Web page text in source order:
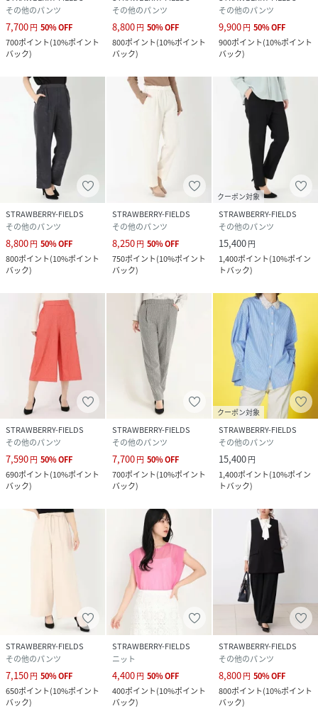
その他のパンツ
7,700円 50%OFF
700ポイント(10%ポイント
バック)
その他のパンツ
8,800円 50%OFF
800ポイント(10%ポイント
バック)
その他のパンツ
9,900円 50%OFF
900ポイント(10%ポイント
バック)
STRAWBERRY-FIELDS
その他のパンツ
8,800円 50%OFF
800ポイント(10%ポイント
バック)
STRAWBERRY-FIELDS
その他のパンツ
8,250円 50%OFF
750ポイント(10%ポイント
バック)
クーポン対象
STRAWBERRY-FIELDS
その他のパンツ
15,400円
1,400ポイント(10%ポイン
トバック)
STRAWBERRY-FIELDS
その他のパンツ
7,590円 50%OFF
690ポイント(10%ポイント
バック)
STRAWBERRY-FIELDS
その他のパンツ
7,700円 50%OFF
700ポイント(10%ポイント
バック)
クーポン対象
STRAWBERRY-FIELDS
その他のパンツ
15,400円
1,400ポイント(10%ポイン
トバック)
STRAWBERRY-FIELDS
その他のパンツ
7,150円 50%OFF
650ポイント(10%ポイント
バック)
STRAWBERRY-FIELDS
ニット
4,400円 50%OFF
400ポイント(10%ポイント
バック)
STRAWBERRY-FIELDS
その他のパンツ
8,800円 50%OFF
800ポイント(10%ポイント
バック)